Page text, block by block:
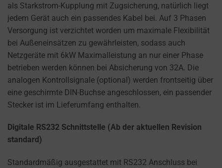
als Starkstrom-Kupplung mit Zugsicherung, natürlich liegt
jedem Gerät auch ein passendes Kabel bei. Auf 3 Phasen
Versorgung ist verzichtet worden um maximale Flexibilität
bei Außeneinsätzen zu gewährleisten, sodass auch
Netzgeräte mit 6kW Maximalleistung an nur einer Phase
betrieben werden können bei Absicherung von 32A. Die
analogen Kontrollsignale (optional) werden frontseitig über
eine geschirmte DIN-Buchse angeschlossen, ein passender
Stecker ist im Lieferumfang enthalten.
Digitale RS232 Schnittstelle (Ab der aktuellen Revision
standard)
Standardmäßig ausgestattet mit RS232 Anschluss bei